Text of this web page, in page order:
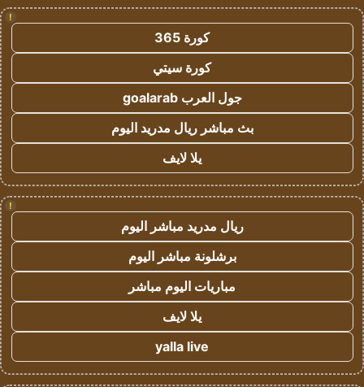
!
كورة 365
كورة سيتي
جول العرب goalarab
بث مباشر ريال مدريد اليوم
يلا لايف
!
ريال مدريد مباشر اليوم
برشلونة مباشر اليوم
مباريات اليوم مباشر
يلا لايف
yalla live